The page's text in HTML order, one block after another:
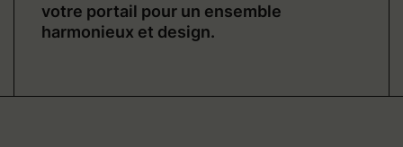
votre portail pour un ensemble
harmonieux et design.